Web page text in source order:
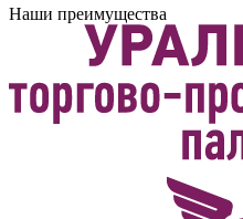
Наши преимущества